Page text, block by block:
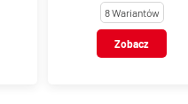
8 Wariantów
Zobacz